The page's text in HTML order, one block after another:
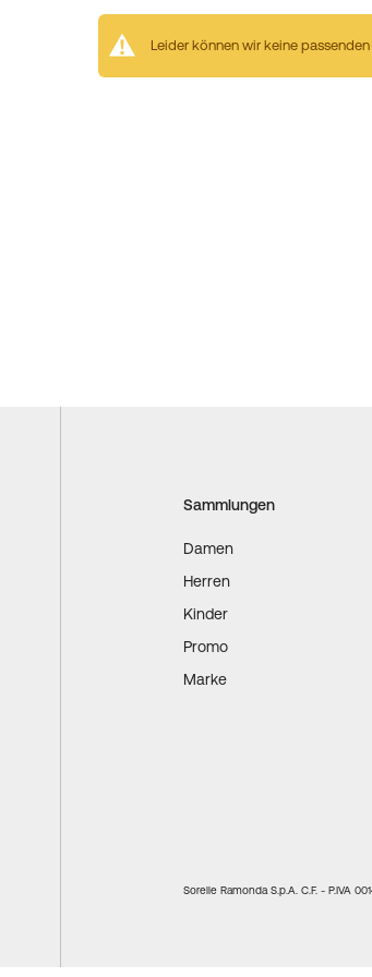
Leider können wir keine
Sammlungen
Damen
Herren
Kinder
Promo
Marke
Sorelle Ramonda S.p.A. C.F. - P.IVA